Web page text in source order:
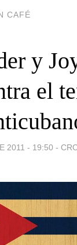
CAFÉ
y
el
2011 - 19:50 -